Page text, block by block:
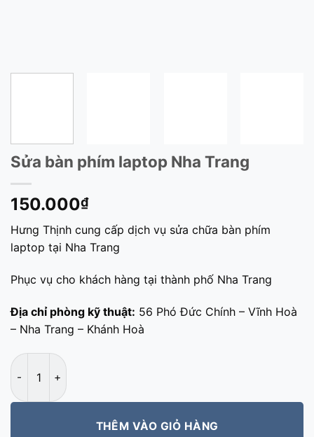
Sửa bàn phím laptop Nha Trang
150.000₫
Hưng Thịnh cung cấp dịch vụ sửa chữa bàn phím
laptop tại Nha Trang
Phục vụ cho khách hàng tại thành phố Nha Trang
Địa chỉ phòng kỹ thuật: 56 Phó Đức Chính – Vĩnh Hoà
– Nha Trang – Khánh Hoà
Sửa bàn phím laptop Nha Trang số lượng
THÊM VÀO GIỎ HÀNG